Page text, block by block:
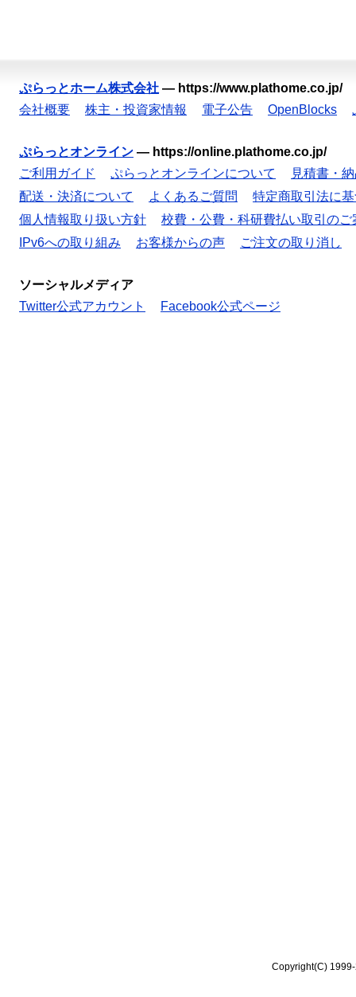
ぷらっとホーム株式会社 — https://www.plathome.co.jp/
会社概要
株主・投資家情報 電子公告 OpenBlocks
ぷらっとオンライン — https://online.plathome.co.jp/
ご利用ガイド
ぷらっとオンラインについて
見積書・
配送・決済について
よくあるご質問
特定商取引法に
個人情報取り扱い方針
校費・公費・科研費払い取引のご
IPv6への取り組み
お客様からの声 ご注文の取り消し
ソーシャルメディア
Twitter公式アカウント
Facebook公式ページ
Copyright(C)